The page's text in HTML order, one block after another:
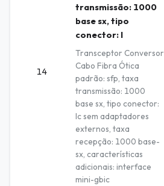
14
transmissão: 1000
base sx, tipo
conector: l
Transceptor Conversor
Cabo Fibra Ótica
padrão: sfp, taxa
transmissão: 1000
base sx, tipo conector:
lc sem adaptadores
externos, taxa
recepção: 1000 base-
sx, características
adicionais: interface
mini-gbic